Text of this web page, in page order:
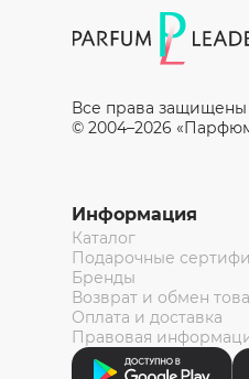
Все права защищены
© 2004–2026
Информация
Каталог
Подарочные
Бренды
Возврат и обмен
Оплата и доставка
Правовая